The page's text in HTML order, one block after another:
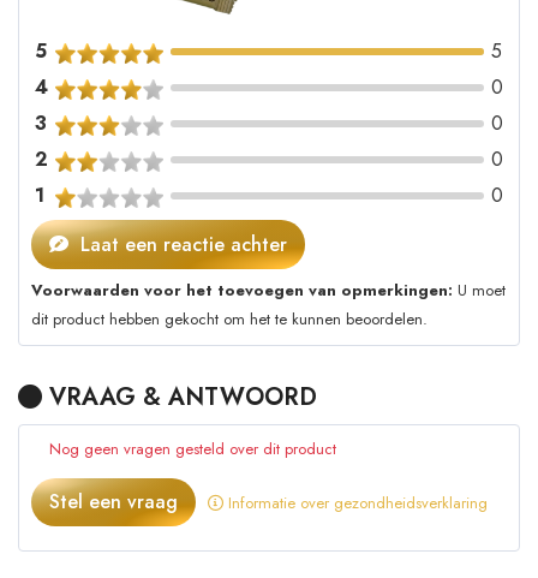
5
5
4
0
3
0
2
0
1
0
Laat een reactie achter
Voorwaarden voor het toevoegen van opmerkingen: U moet
dit product hebben gekocht om het te kunnen beoordelen.
VRAAG & ANTWOORD
Nog geen vragen gesteld over dit product
Stel een vraag Informatie over gezondheidsverklaring